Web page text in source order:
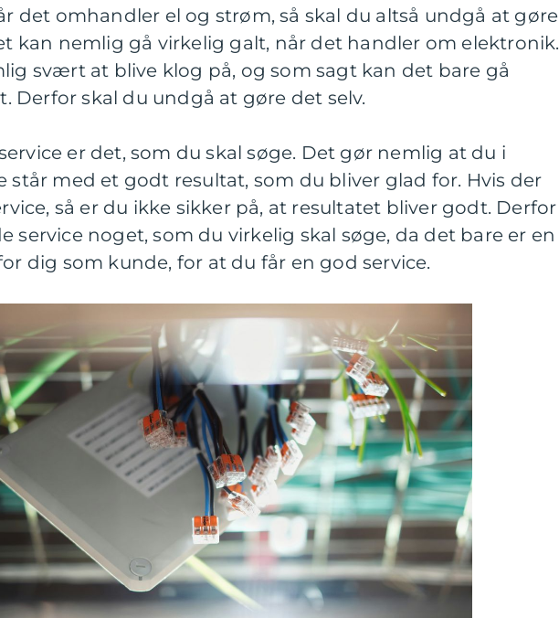
det omhandler el og strøm, så skal du altså undgå at gøre
kan nemlig gå virkelig galt, når det handler om elektronik.
svært at blive klog på, og som sagt kan det bare gå
Derfor skal du undgå at gøre det selv.
er det, som du skal søge. Det gør nemlig at du i
står med et godt resultat, som du bliver glad for. Hvis der
så er du ikke sikker på, at resultatet bliver godt. Derfor
service noget, som du virkelig skal søge, da det bare er en
dig som kunde, for at du får en god service.